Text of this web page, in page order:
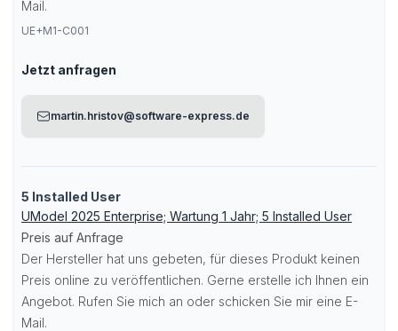
Mail.
UE+M1-C001
Jetzt anfragen
martin.hristov@software-express.de
5 Installed User
UModel 2025 Enterprise; Wartung 1 Jahr; 5 Installed User
Preis auf Anfrage
Der Hersteller hat uns gebeten, für dieses Produkt keinen
Preis online zu veröffentlichen. Gerne erstelle ich Ihnen ein
Angebot. Rufen Sie mich an oder schicken Sie mir eine E-
Mail.